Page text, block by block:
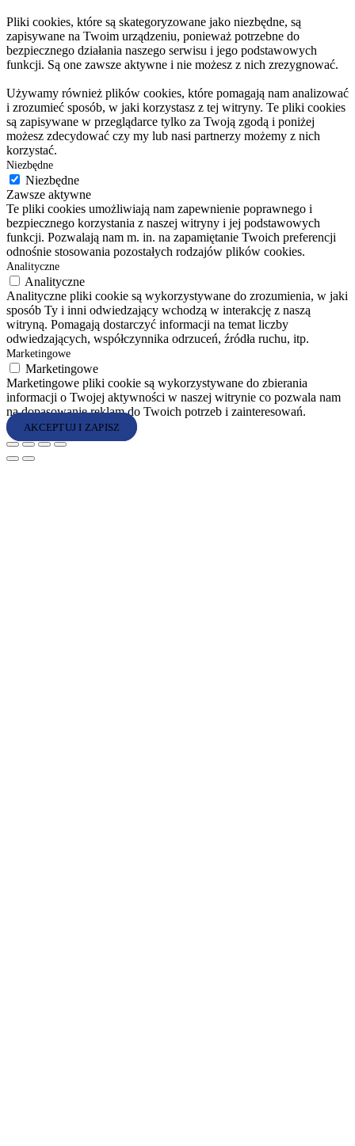
Pliki cookies, które są skategoryzowane jako niezbędne, są
zapisywane na Twoim urządzeniu, ponieważ potrzebne do
bezpiecznego działania naszego serwisu i jego podstawowych
funkcji. Są one zawsze aktywne i nie możesz z nich zrezygnować.
Używamy również plików cookies, które pomagają nam analizować
i zrozumieć sposób, w jaki korzystasz z tej witryny. Te pliki cookies
są zapisywane w przeglądarce tylko za Twoją zgodą i poniżej
możesz zdecydować czy my lub nasi partnerzy możemy z nich
korzystać.
Niezbędne
Niezbędne
Zawsze aktywne
Te pliki cookies umożliwiają nam zapewnienie poprawnego i
bezpiecznego korzystania z naszej witryny i jej podstawowych
funkcji. Pozwalają nam m. in. na zapamiętanie Twoich preferencji
odnośnie stosowania pozostałych rodzajów plików cookies.
Analityczne
Analityczne
Analityczne pliki cookie są wykorzystywane do zrozumienia, w jaki
sposób Ty i inni odwiedzający wchodzą w interakcję z naszą
witryną. Pomagają dostarczyć informacji na temat liczby
odwiedzających, współczynnika odrzuceń, źródła ruchu, itp.
Marketingowe
Marketingowe
Marketingowe pliki cookie są wykorzystywane do zbierania
informacji o Twojej aktywności w naszej witrynie co pozwala nam
na dopasowanie reklam do Twoich potrzeb i zainteresowań.
AKCEPTUJ I ZAPISZ